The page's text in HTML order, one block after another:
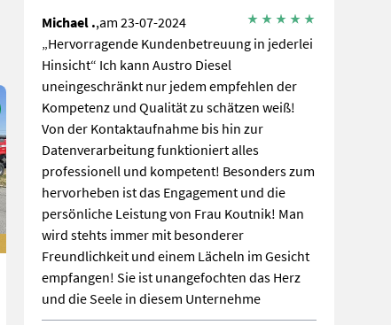
Michael .,am 23-07-2024
„Hervorragende Kundenbetreuung in jederlei
Hinsicht“ Ich kann Austro Diesel
uneingeschränkt nur jedem empfehlen der
Kompetenz und Qualität zu schätzen weiß!
Von der Kontaktaufnahme bis hin zur
Datenverarbeitung funktioniert alles
professionell und kompetent! Besonders zum
hervorheben ist das Engagement und die
persönliche Leistung von Frau Koutnik! Man
wird stehts immer mit besonderer
Freundlichkeit und einem Lächeln im Gesicht
empfangen! Sie ist unangefochten das Herz
und die Seele in diesem Unternehme